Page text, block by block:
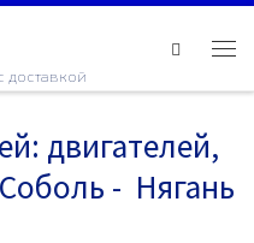
доставкой
двигателей,
- Нягань